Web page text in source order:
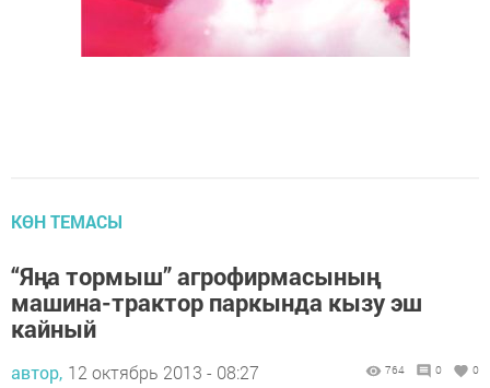
КӨН ТЕМАСЫ
“Яңа тормыш” агрофирмасының
машина-трактор паркында кызу эш
кайный
автор, 12 октябрь 2013 - 08:27 764 0 0